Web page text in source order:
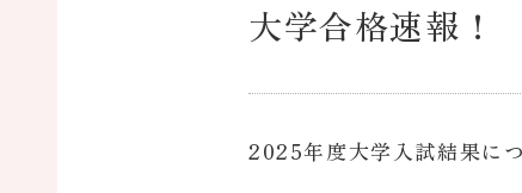
大学合格速報！
2025年度大学入試結果に